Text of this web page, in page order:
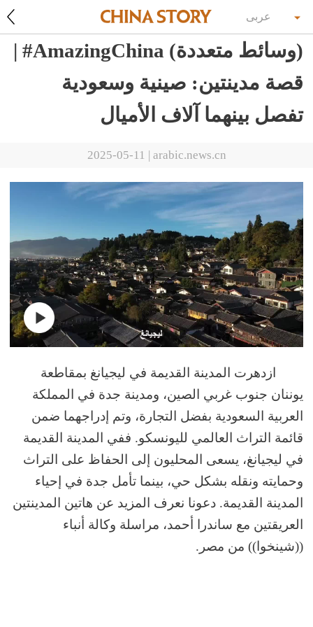
عربى
(وسائط متعددة) AmazingChina# |
قصة مدينتين: صينية وسعودية
تفصل بينهما آلاف الأميال
2025-05-11 | arabic.news.cn
ازدهرت المدينة القديمة في ليجيانغ بمقاطعة
يوننان جنوب غربي الصين، ومدينة جدة في المملكة
العربية السعودية بفضل التجارة، وتم إدراجهما ضمن
قائمة التراث العالمي لليونسكو. ففي المدينة القديمة
في ليجيانغ، يسعى المحليون إلى الحفاظ على التراث
وحمايته ونقله بشكل حي، بينما تأمل جدة في إحياء
المدينة القديمة. دعونا نعرف المزيد عن هاتين المدينتين
العريقتين مع ساندرا أحمد، مراسلة وكالة أنباء
((شينخوا)) من مصر.